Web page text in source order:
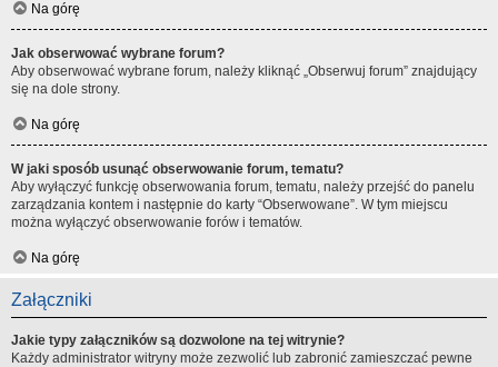
Na górę
Jak obserwować wybrane forum?
Aby obserwować wybrane forum, należy kliknąć „Obserwuj forum” znajdujący
się na dole strony.
Na górę
W jaki sposób usunąć obserwowanie forum, tematu?
Aby wyłączyć funkcję obserwowania forum, tematu, należy przejść do panelu
zarządzania kontem i następnie do karty “Obserwowane”. W tym miejscu
można wyłączyć obserwowanie forów i tematów.
Na górę
Załączniki
Jakie typy załączników są dozwolone na tej witrynie?
Każdy administrator witryny może zezwolić lub zabronić zamieszczać pewne